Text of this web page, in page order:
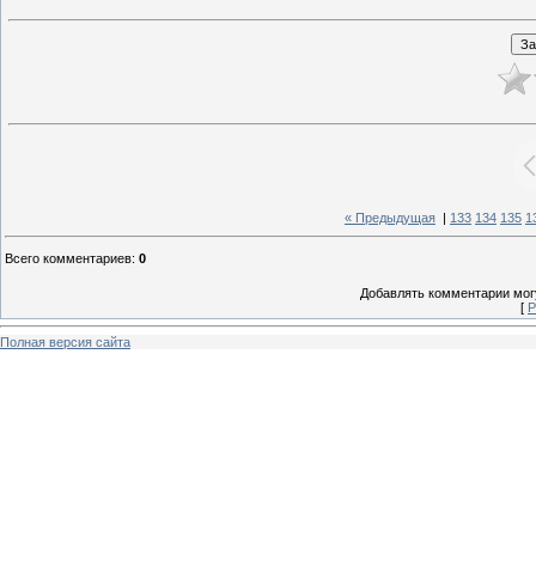
« Предыдущая 133 134 135
Всего комментариев: 0
Добавлять комментарии
[
Полная версия сайта